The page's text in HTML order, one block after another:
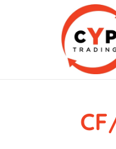
CYP Trading